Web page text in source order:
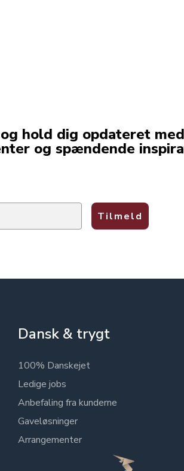
hold dig opdateret
og spændende
Tilmeld
Dansk & trygt
100% Danskejet
Ledige jobs
Anbefaling fra kunderne
Gaveløsninger
Arrangementer